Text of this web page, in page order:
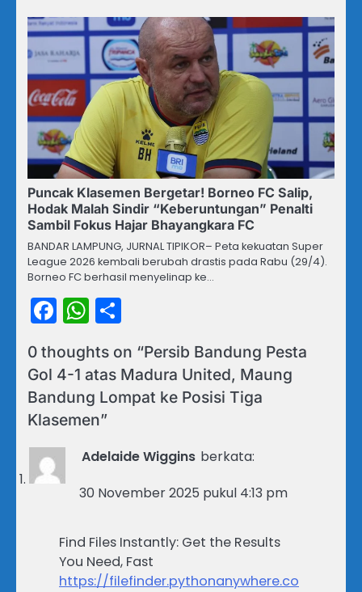
Puncak Klasemen Bergetar! Borneo FC Salip,
Hodak Malah Sindir “Keberuntungan” Penalti
Sambil Fokus Hajar Bhayangkara FC
BANDAR LAMPUNG, JURNAL TIPIKOR– Peta kekuatan Super
League 2026 kembali berubah drastis pada Rabu (29/4).
Borneo FC berhasil menyelinap ke…
Facebook
WhatsApp
0 thoughts on “Persib Bandung Pesta
Gol 4-1 atas Madura United, Maung
Bandung Lompat ke Posisi Tiga
Klasemen”
Adelaide Wiggins berkata:
30 November 2025 pukul 4:13 pm
Find Files Instantly: Get the Results
You Need, Fast
https://filefinder.pythonanywhere.co